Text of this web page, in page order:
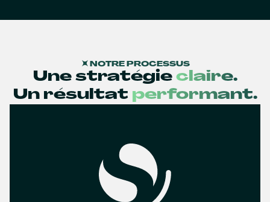
NOTRE PROCESSUS
Une stratégie claire.
Un résultat performant.